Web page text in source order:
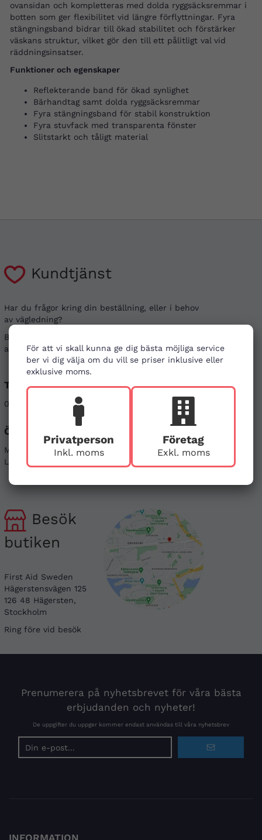
För att vi skall kunna ge dig bästa möjliga service
ber vi dig välja om du vill se priser inklusive eller
exklusive moms.
Privatperson
Inkl. moms
Företag
Exkl. moms
ovansidan och kompletteras med dolda ryggsäcksremmar i
botten som ger flexibilitet vid längre förflyttningar. Fyra
stängningsband bidrar till ökad stabilitet och förstärker
väskans struktur, vilket gör den till ett pålitligt val vid
räddningsinsatser.
Funktioner och egenskaper
Reflekterande band för ökad synlighet
Bärhandtag samt dolda ryggsäcksremmar
Fyra stängningsband för stabil konstruktion
Fyra stuvfack med transparenta fönster
Slitstarkt och tåligt material
Kundtjänst
Har du frågor kring din beställning, eller i behov
av vägledning?
Besök gärna våra
att kontakta oss genom alternativen nedan.
Telefon
08-121 464 90
E-post
Öppettider
Mån - Fre 08-17
Lör & Sön - stängt
Instagram
Besök
butiken
First Aid Sweden
Hägerstensvägen 125
126 48 Hägersten,
Stockholm
Ring före vid besök
Prenumerera på nyhetsbrevet för våra bästa
erbjudanden och nyheter!
De uppgifter du uppger kommer endast användas till våra nyhetsbrev